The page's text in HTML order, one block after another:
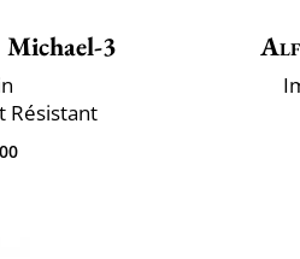
Michael-3
Résistant